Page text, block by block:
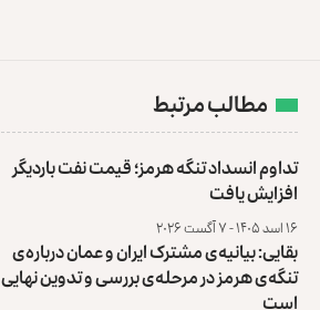
مطالب مرتبط
تداوم انسداد تنگه هرمز؛ قیمت نفت باردیگر
افزایش یافت
۱۶ اسد ۱۴۰۵ - ۷ آگست ۲۰۲۶
بقایی: بیانیه‌ی مشترک ایران و عمان درباره‌ی
تنگه‌ی هرمز در مرحله‌ی بررسی و تدوین نهایی
است